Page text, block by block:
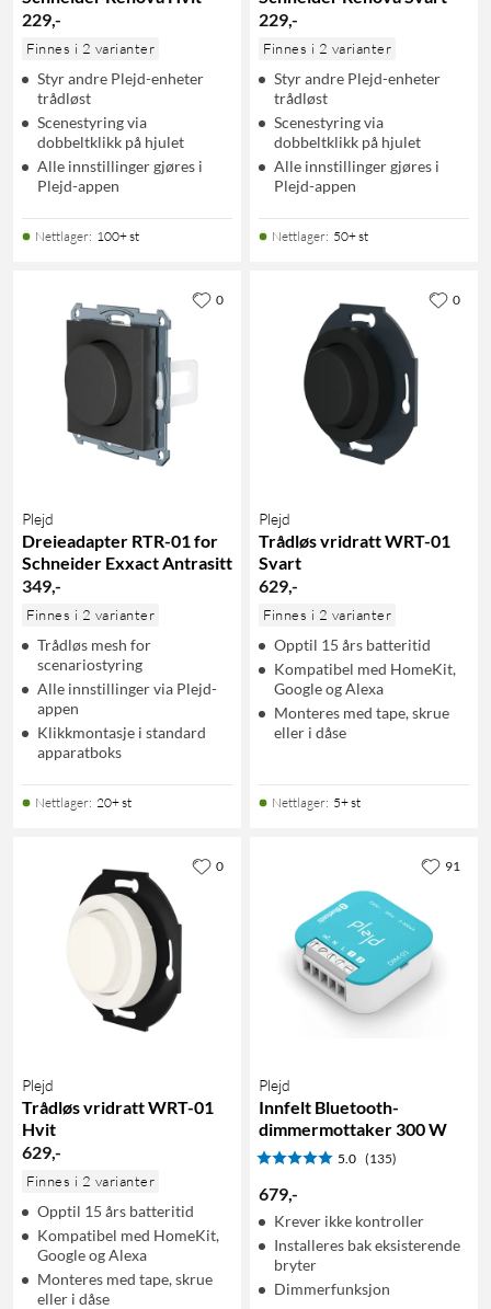
229,-
Finnes i 2 varianter
Styr andre Plejd-enheter
trådløst
Scenestyring via
dobbeltklikk på hjulet
Alle innstillinger gjøres i
Plejd-appen
Nettlager: 100+ st
229,-
Finnes i 2 varianter
Styr andre Plejd-enheter
trådløst
Scenestyring via
dobbeltklikk på hjulet
Alle innstillinger gjøres i
Plejd-appen
Nettlager: 50+ st
Plejd
Dreieadapter RTR-01 for
Schneider Exxact Antrasitt
349,-
Finnes i 2 varianter
Trådløs mesh for
scenariostyring
Alle innstillinger via Plejd-
appen
Klikkmontasje i standard
apparatboks
Nettlager: 20+ st
0
Plejd
Trådløs vridratt WRT-01
Svart
629,-
Finnes i 2 varianter
Opptil 15 års batteritid
Kompatibel med HomeKit,
Google og Alexa
Monteres med tape, skrue
eller i dåse
Nettlager: 5+ st
0
Plejd
Trådløs vridratt WRT-01
Hvit
629,-
Finnes i 2 varianter
Opptil 15 års batteritid
Kompatibel med HomeKit,
Google og Alexa
Monteres med tape, skrue
eller i dåse
0
Plejd
Innfelt Bluetooth-
dimmermottaker 300 W
5.0 (135)
679,-
Krever ikke kontroller
Installeres bak eksisterende
bryter
Dimmerfunksjon
91